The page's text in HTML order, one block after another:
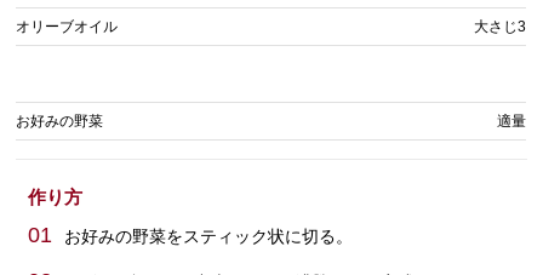
オリーブオイル 大さじ3
お好みの野菜 適量
作り方
01 お好みの野菜をスティック状に切る。